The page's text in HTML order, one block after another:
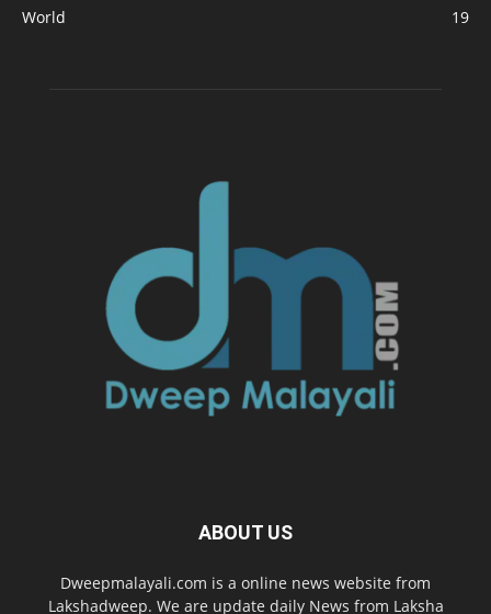
World
19
ABOUT US
Dweepmalayali.com is a online news website from
Lakshadweep. We are update daily News from Laksha